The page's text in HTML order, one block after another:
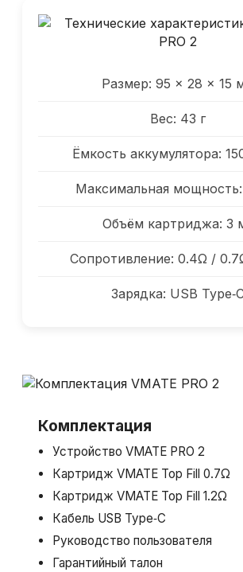
Размер: 95 × 28 × 15
Вес: 43 г
Ёмкость аккумулятора:
Максимальная
Объём картриджа: 3
Сопротивление: 0.4Ω /
Зарядка: USB
Комплектация
Устройство VMATE PRO 2
Картридж VMATE Top Fill 0.7Ω
Картридж VMATE Top Fill 1.2Ω
Кабель USB Type‑C
Руководство пользователя
Гарантийный талон